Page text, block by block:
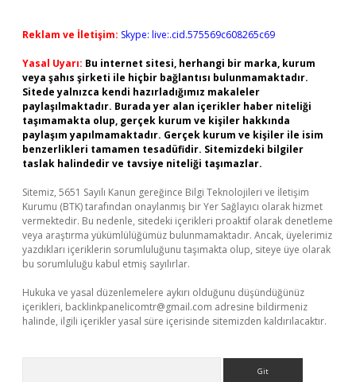
Reklam ve İletişim: Skype: live:.cid.575569c608265c69
Yasal Uyarı: Bu internet sitesi, herhangi bir marka, kurum
veya şahıs şirketi ile hiçbir bağlantısı bulunmamaktadır.
Sitede yalnızca kendi hazırladığımız makaleler
paylaşılmaktadır. Burada yer alan içerikler haber niteliği
taşımamakta olup, gerçek kurum ve kişiler hakkında
paylaşım yapılmamaktadır. Gerçek kurum ve kişiler ile isim
benzerlikleri tamamen tesadüfidir. Sitemizdeki bilgiler
taslak halindedir ve tavsiye niteliği taşımazlar.
Sitemiz, 5651 Sayılı Kanun gereğince Bilgi Teknolojileri ve İletişim
Kurumu (BTK) tarafından onaylanmış bir Yer Sağlayıcı olarak hizmet
vermektedir. Bu nedenle, sitedeki içerikleri proaktif olarak denetleme
veya araştırma yükümlülüğümüz bulunmamaktadır. Ancak, üyelerimiz
yazdıkları içeriklerin sorumluluğunu taşımakta olup, siteye üye olarak
bu sorumluluğu kabul etmiş sayılırlar.
Hukuka ve yasal düzenlemelere aykırı olduğunu düşündüğünüz
içerikleri, backlinkpanelicomtr@gmail.com adresine bildirmeniz
halinde, ilgili içerikler yasal süre içerisinde sitemizden kaldırılacaktır.